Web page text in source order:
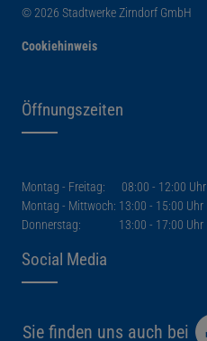
© 2026 Stadtwerke Zirndorf GmbH
Cookiehinweis
Öffnungszeiten
Montag - Freitag: 08:00 - 12:00 Uhr
Montag - Mittwoch: 13:00 - 15:00 Uhr
Donnerstag: 13:00 - 17:00 Uhr
Social Media
Sie finden uns auch bei